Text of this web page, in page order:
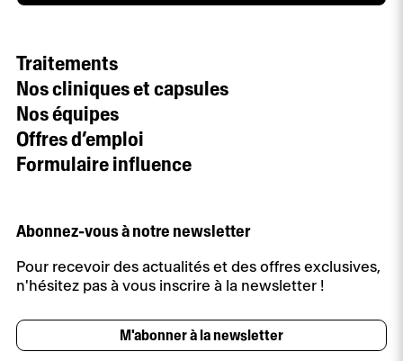
Traitements
Nos cliniques et capsules
Nos équipes
Offres d’emploi
Formulaire influence
Abonnez-vous à notre newsletter
Pour recevoir des actualités et des offres exclusives,
n'hésitez pas à vous inscrire à la newsletter !
M'abonner à la newsletter